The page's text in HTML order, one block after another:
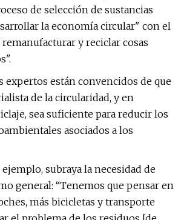
de selección de sustancias
la economía circular" con el
y reciclar cosas
expertos están convencidos de que
de la circularidad, y en
sea suficiente para reducir los
asociados a los
subraya la necesidad de
general: “Tenemos que pensar en
más bicicletas y transporte